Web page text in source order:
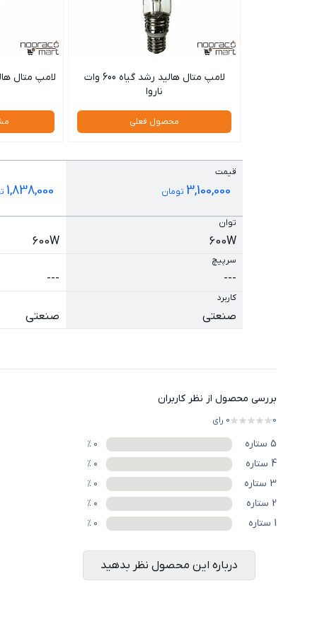
لامپ متال هالید رشد گیاه 600 وات
ناروا
محصول فعلی
لامپ متال هالید
قیمت
3,100,000 تومان 1,838,000
توان
600W
600W
سرپیچ
---
---
کاربرد
صنعتی صنعتی
بررسی محصول از نظر کاربران
0
0 رای
5 ستاره 0
%
4 ستاره 0
%
3 ستاره 0
%
2 ستاره 0
%
1 ستاره 0
%
درباره این محصول نظر بدهید